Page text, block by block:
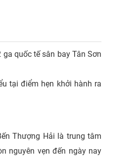
quốc tế sân bay Tân Sơn
tại điểm hẹn khởi hành ra
Thượng Hải là trung tâm
nguyên vẹn đến ngày nay